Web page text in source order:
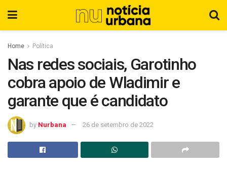
Home Política
Nas redes sociais, Garotinho
cobra apoio de Wladimir e
garante que é candidato
by Nurbana 26 de setembro de 2022